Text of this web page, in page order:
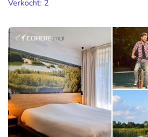
Verkocht: 2